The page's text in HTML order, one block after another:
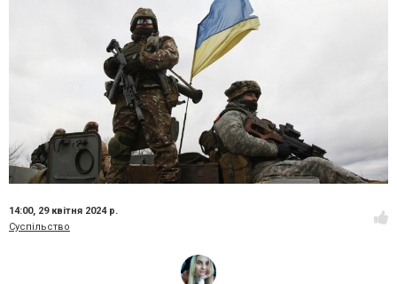
14:00, 29 квітня 2024 р.
Суспільство